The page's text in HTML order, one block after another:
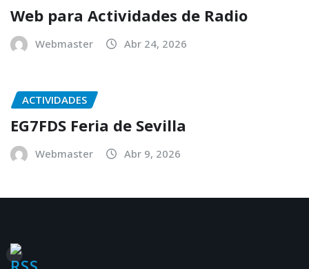
Web para Actividades de Radio
Webmaster Abr 24, 2026
ACTIVIDADES
EG7FDS Feria de Sevilla
Webmaster Abr 9, 2026